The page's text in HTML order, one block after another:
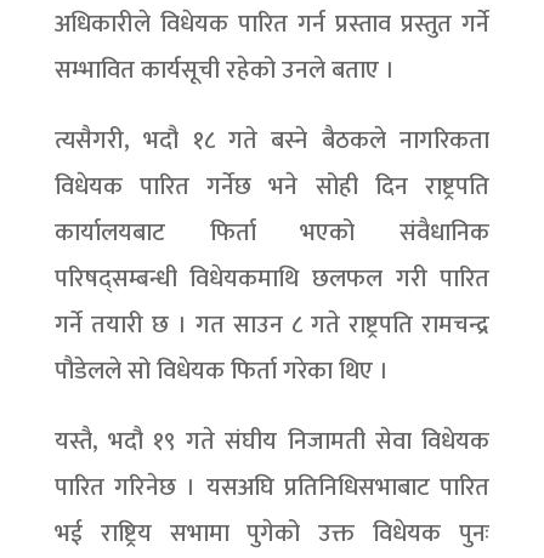
अधिकारीले विधेयक पारित गर्न प्रस्ताव प्रस्तुत गर्ने
सम्भावित कार्यसूची रहेको उनले बताए ।
त्यसैगरी, भदौ १८ गते बस्ने बैठकले नागरिकता
विधेयक पारित गर्नेछ भने सोही दिन राष्ट्रपति
कार्यालयबाट फिर्ता भएको संवैधानिक
परिषद्सम्बन्धी विधेयकमाथि छलफल गरी पारित
गर्ने तयारी छ । गत साउन ८ गते राष्ट्रपति रामचन्द्र
पौडेलले सो विधेयक फिर्ता गरेका थिए ।
यस्तै, भदौ १९ गते संघीय निजामती सेवा विधेयक
पारित गरिनेछ । यसअघि प्रतिनिधिसभाबाट पारित
भई राष्ट्रिय सभामा पुगेको उक्त विधेयक पुनः